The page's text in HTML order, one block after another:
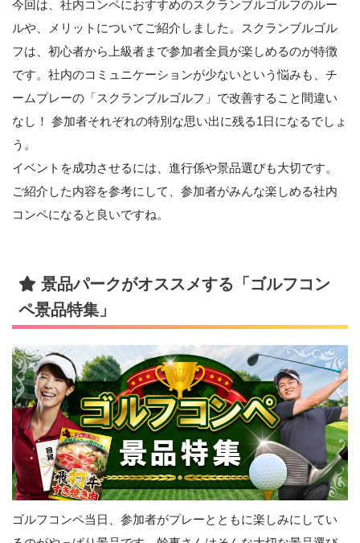
今回は、社内コンペにおすすめのスクランブルゴルフのルー
ルや、メリットについてご紹介しました。スクランブルゴル
フは、初心者から上級者まで参加者全員が楽しめるのが特徴
です。社内のコミュニケーションが少ないという悩みも、チ
ームプレーの「スクランブルゴルフ」で改善すること間違い
なし！ 参加者それぞれの特別な思い出に残る1日になるでしょ
う。
イベントを成功させるには、進行係や景品選びも大切です。
ご紹介した内容を参考にして、参加者がみんな楽しめる社内
コンペになると良いですね。
景品パークがオススメする「ゴルフコン
ペ景品特集」
ゴルフコンペ当日、参加者がプレーとともに楽しみにしてい